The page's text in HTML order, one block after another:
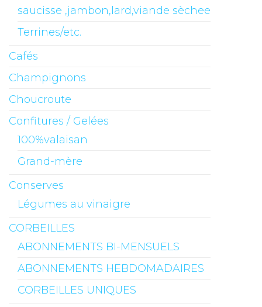
saucisse ,jambon,lard,viande sèchee
Terrines/etc.
Cafés
Champignons
Choucroute
Confitures / Gelées
100%valaisan
Grand-mère
Conserves
Légumes au vinaigre
CORBEILLES
ABONNEMENTS BI-MENSUELS
ABONNEMENTS HEBDOMADAIRES
CORBEILLES UNIQUES